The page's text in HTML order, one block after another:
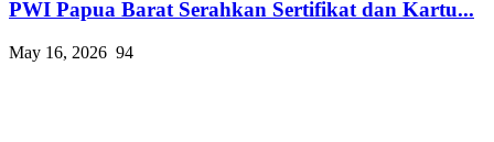
PWI Papua Barat Serahkan Sertifikat dan Kartu...
May 16, 2026 94